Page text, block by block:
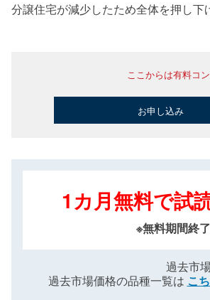
分譲住宅が減少したため全体を押し下
ここからは有料コ
お申し込み
1カ月無料で試
※無料期間終
過去市
過去市場価格の品種一覧は こ